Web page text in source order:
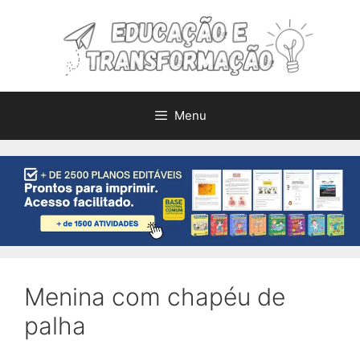
Menu
Menina com chapéu de
palha